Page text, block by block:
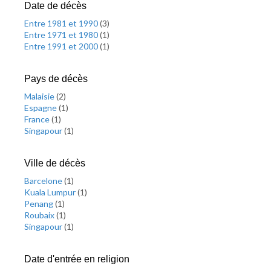
Date de décès
Entre 1981 et 1990(3)
Entre 1971 et 1980(1)
Entre 1991 et 2000(1)
Pays de décès
Malaisie(2)
Espagne(1)
France(1)
Singapour(1)
Ville de décès
Barcelone(1)
Kuala Lumpur(1)
Penang(1)
Roubaix(1)
Singapour(1)
Date d'entrée en religion